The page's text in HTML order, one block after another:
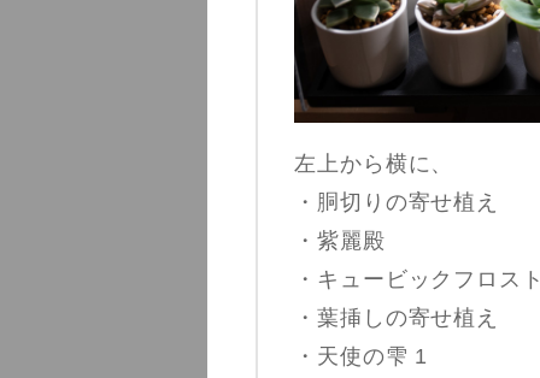
左上から横に、
・胴切りの寄せ植え
・紫麗殿
・キュービックフロス
・葉挿しの寄せ植え
・天使の雫 1